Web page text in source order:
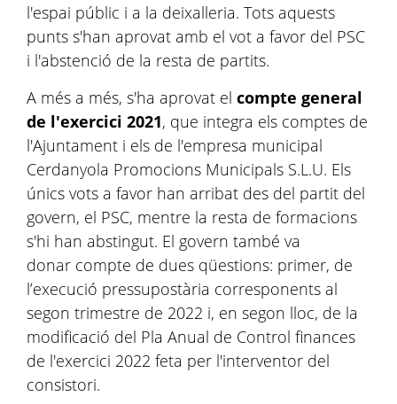
l'espai públic i a la deixalleria. Tots aquests
punts s'han aprovat amb el vot a favor del PSC
i l'abstenció de la resta de partits.
A més a més, s'ha aprovat el compte general
de l'exercici 2021, que integra els comptes de
l'Ajuntament i els de l'empresa municipal
Cerdanyola Promocions Municipals S.L.U. Els
únics vots a favor han arribat des del partit del
govern, el PSC, mentre la resta de formacions
s'hi han abstingut. El govern també va
donar compte de dues qüestions: primer, de
l’execució pressupostària corresponents al
segon trimestre de 2022 i, en segon lloc, de la
modificació del Pla Anual de Control finances
de l'exercici 2022 feta per l'interventor del
consistori.